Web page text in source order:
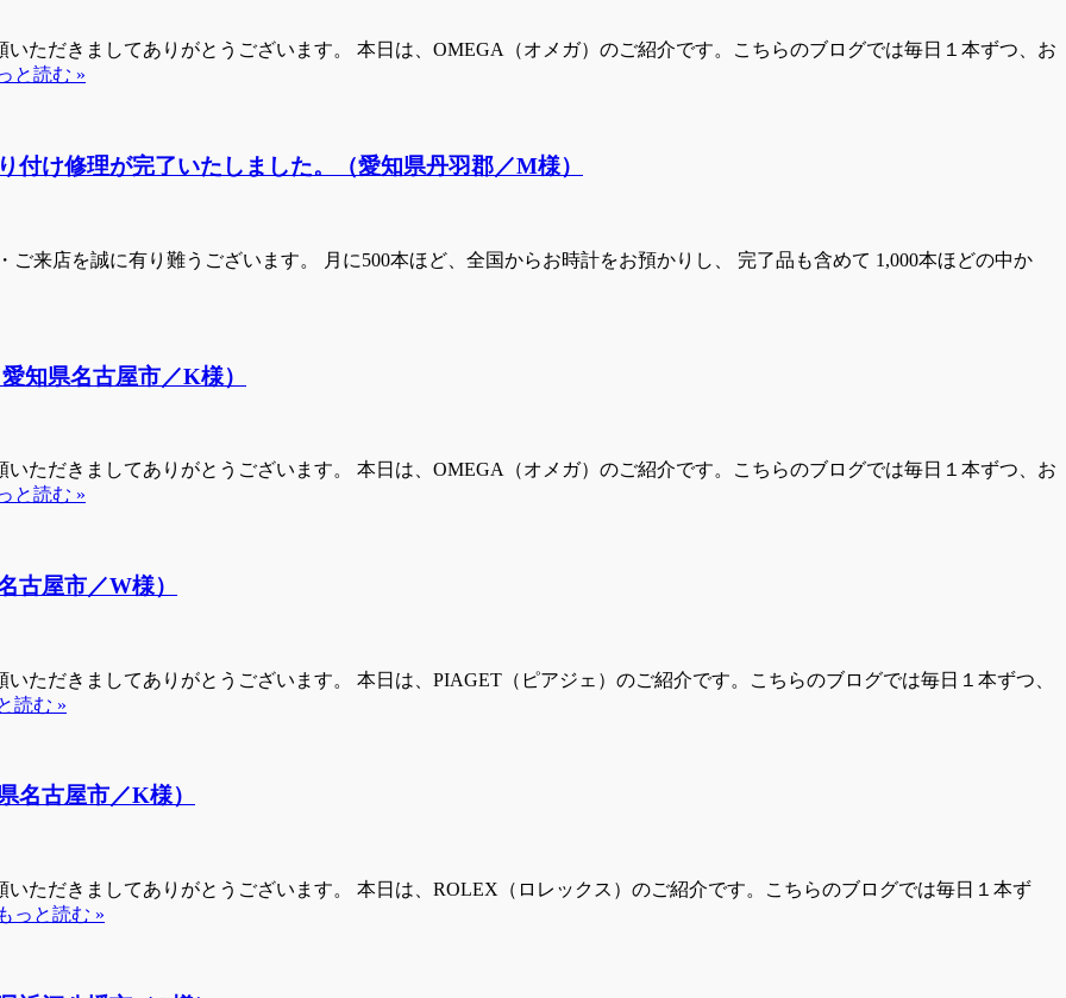
ただきましてありがとうございます。 本日は、OMEGA（オメガ）のご紹介です。こちらのブログでは毎日１本ずつ、お
と読む »
け修理が完了いたしました。（愛知県丹羽郡／M様）
来店を誠に有り難うございます。 月に500本ほど、全国からお時計をお預かりし、 完了品も含めて 1,000本ほどの中か
知県名古屋市／K様）
ただきましてありがとうございます。 本日は、OMEGA（オメガ）のご紹介です。こちらのブログでは毎日１本ずつ、お
と読む »
古屋市／W様）
ただきましてありがとうございます。 本日は、PIAGET（ピアジェ）のご紹介です。こちらのブログでは毎日１本ずつ、
読む »
名古屋市／K様）
ただきましてありがとうございます。 本日は、ROLEX（ロレックス）のご紹介です。こちらのブログでは毎日１本ず
っと読む »